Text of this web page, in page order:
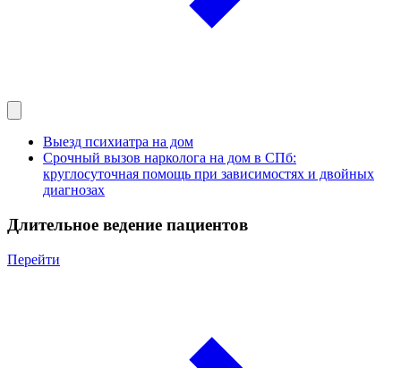
Выезд психиатра на дом
Срочный вызов нарколога на дом в СПб:
круглосуточная помощь при зависимостях и двойных
диагнозах
Длительное ведение пациентов
Перейти